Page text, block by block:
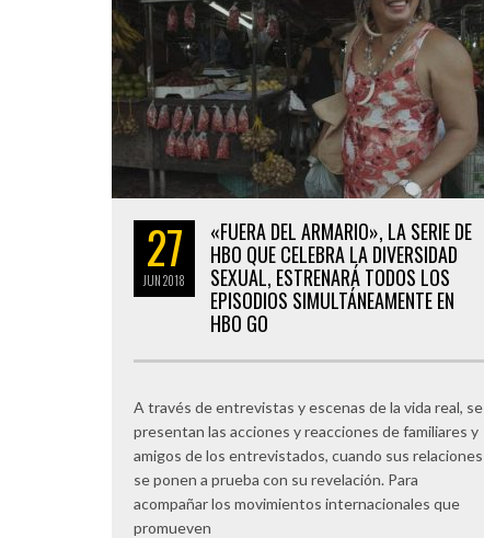
27
JUN2018
«FUERA DEL ARMARIO», LA SERIE DE
HBO QUE CELEBRA LA DIVERSIDAD
SEXUAL, ESTRENARÁ TODOS LOS
EPISODIOS SIMULTÁNEAMENTE EN
HBO GO
A través de entrevistas y escenas de la vida real, se
presentan las acciones y reacciones de familiares y
amigos de los entrevistados, cuando sus relaciones
se ponen a prueba con su revelación. Para
acompañar los movimientos internacionales que
promueven